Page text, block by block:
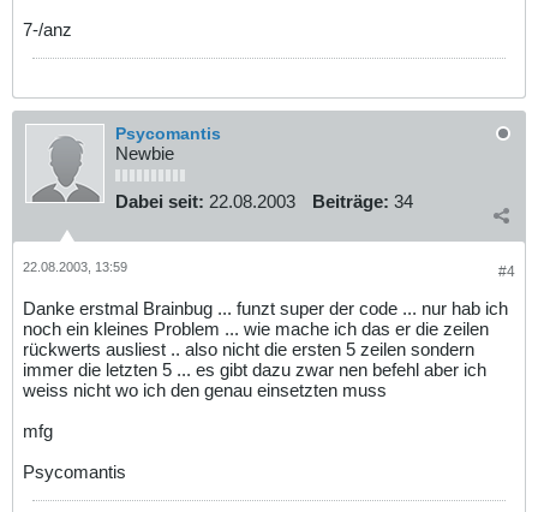
7-/anz
Psycomantis
Newbie
Dabei seit: 22.08.2003 Beiträge: 34
#4
22.08.2003, 13:59
Danke erstmal Brainbug ... funzt super der code ... nur hab ich
noch ein kleines Problem ... wie mache ich das er die zeilen
rückwerts ausliest .. also nicht die ersten 5 zeilen sondern
immer die letzten 5 ... es gibt dazu zwar nen befehl aber ich
weiss nicht wo ich den genau einsetzten muss
mfg
Psycomantis